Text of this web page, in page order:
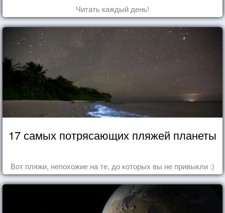
Читать каждый день!
17 самых потрясающих пляжей планеты
Вот пляжи, непохожие на те, до которых вы не привыкли :)